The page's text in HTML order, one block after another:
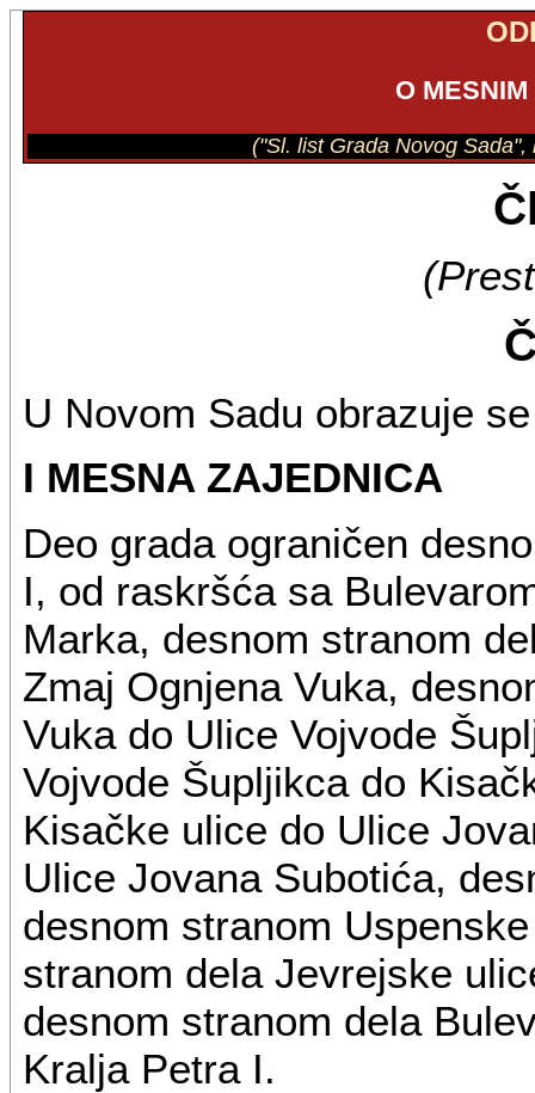
O
("Sl. list Grada Novog
U Novom Sadu obrazuje
I MESNA ZAJEDNICA
Deo grada ograničen
I, od raskršća sa
Marka, desnom stranom
Zmaj Ognjena Vuka,
Vuka do Ulice Vojvode
Vojvode Šupljikca do
Kisačke ulice do Ulice
Ulice Jovana Subotića,
desnom stranom
stranom dela Jevrejske
desnom stranom dela
Kralja Petra I.